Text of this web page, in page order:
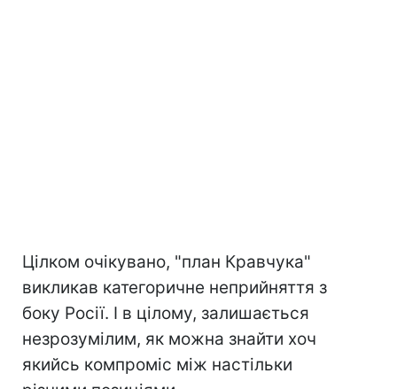
Цілком очікувано, "план Кравчука"
викликав категоричне неприйняття з
боку Росії. І в цілому, залишається
незрозумілим, як можна знайти хоч
якийсь компроміс між настільки